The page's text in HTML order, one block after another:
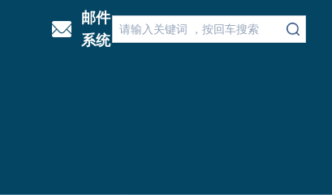
邮件
系统